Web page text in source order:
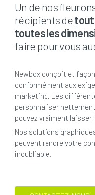
Un de nos
récipients de
toutes les
faire pour vous
Newbox conçoit et
conformément aux
marketing. Les
personnaliser
pouvez vraiment
Nos solutions
peuvent rendre votre
inoubliable.